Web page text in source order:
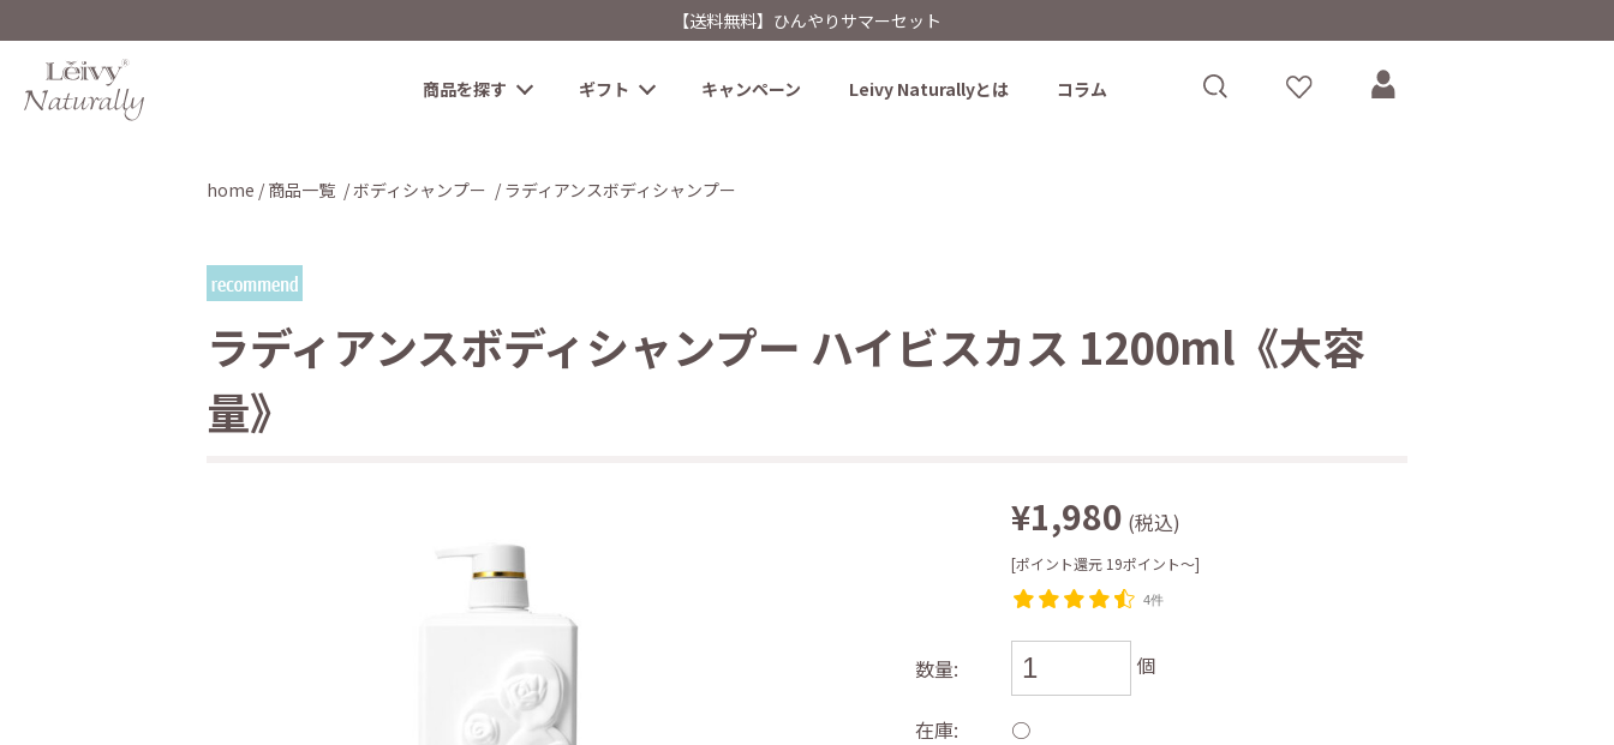
【送料無料】ひんやりサマーセット
商品を探す ギフト キャンペーン Leivy Naturallyとは コラム
home 商品一覧 ボディシャンプー ラディアンスボディシャンプー
ラディアンスボディシャンプー ハイビスカス 1200ml《大容
量》
¥1,980 (税込)
[ポイント還元 19ポイント～]
4件
数量: 個
在庫: ○